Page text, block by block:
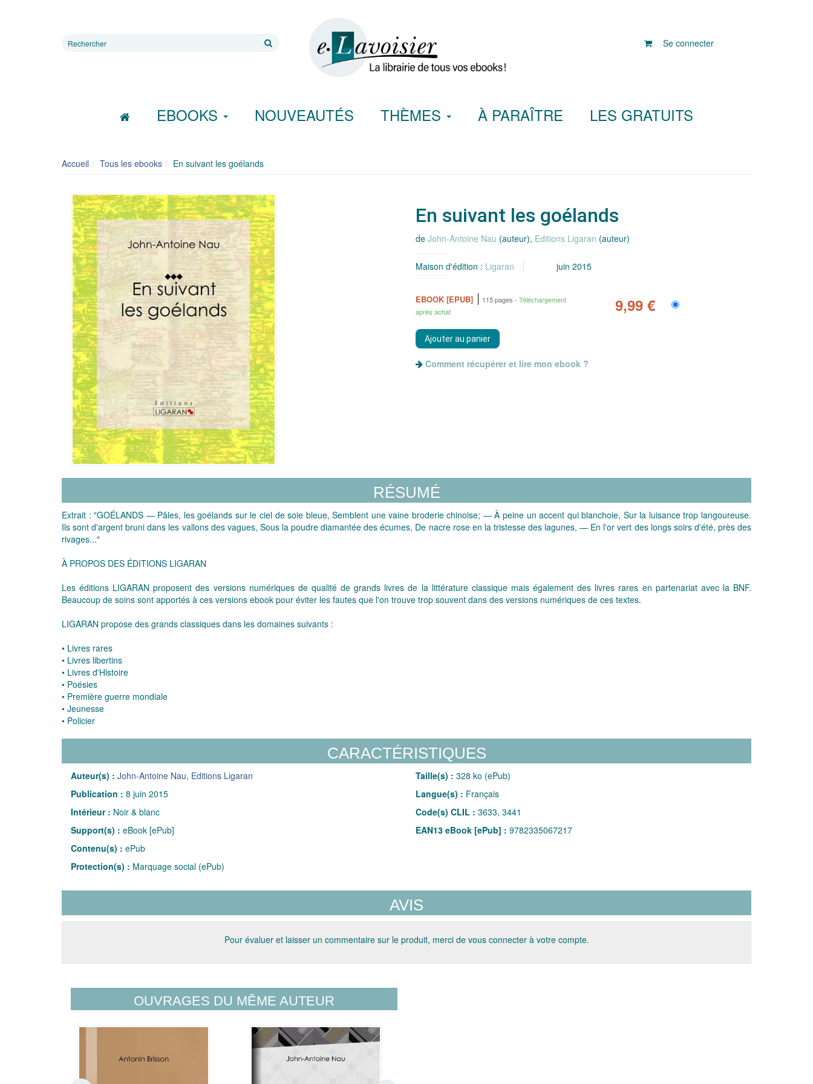
Rechercher
Se connecter
EBOOKS NOUVEAUTÉS THÈMES À PARAÎTRE LES GRATUITS
Accueil Tous les ebooks En suivant les goélands
En suivant les goélands
de John-Antoine Nau (auteur), Editions Ligaran (auteur)
Maison d'édition : Ligaran juin 2015
EBOOK [EPUB] 115 pages
Téléchargement
après achat
9,99 €
Comment récupérer et lire mon ebook ?
RÉSUMÉ
Extrait : "GOÉLANDS — Pâles, les goélands sur le ciel de soie bleue, Semblent une vaine broderie chinoise; — À peine un accent qui blanchoie, Sur la luisance trop langoureuse.
Ils sont d'argent bruni dans les vallons des vagues, Sous la poudre diamantée des écumes, De nacre rose en la tristesse des lagunes, — En l'or vert des longs soirs d'été, près des
rivages..."
À PROPOS DES ÉDITIONS LIGARAN
Les éditions LIGARAN proposent des versions numériques de qualité de grands livres de la littérature classique mais également des livres rares en partenariat avec la BNF.
Beaucoup de soins sont apportés à ces versions ebook pour éviter les fautes que l'on trouve trop souvent dans des versions numériques de ces textes.
LIGARAN propose des grands classiques dans les domaines suivants :
• Livres rares
• Livres libertins
• Livres d'Histoire
• Poésies
• Première guerre mondiale
• Jeunesse
• Policier
CARACTÉRISTIQUES
Auteur(s) : John-Antoine Nau, Editions Ligaran
Publication : 8 juin 2015
Intérieur : Noir & blanc
Support(s) : eBook [ePub]
Contenu(s) : ePub
Protection(s) : Marquage social (ePub)
Taille(s) : 328 ko (ePub)
Langue(s) : Français
Code(s) CLIL : 3633, 3441
EAN13 eBook [ePub] : 9782335067217
AVIS
Pour évaluer et laisser un commentaire sur le produit, merci de vous connecter à votre compte.
OUVRAGES DU MÊME AUTEUR